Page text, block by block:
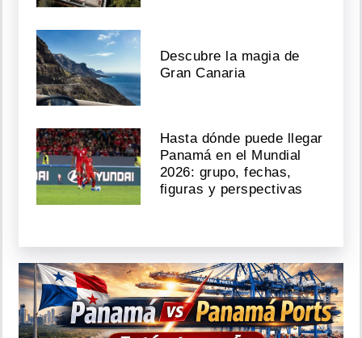
Descubre la magia de
Gran Canaria
Hasta dónde puede llegar
Panamá en el Mundial
2026: grupo, fechas,
figuras y perspectivas